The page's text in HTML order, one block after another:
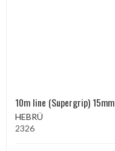
10m line (Supergrip) 15mm
HEBRÜ
2326